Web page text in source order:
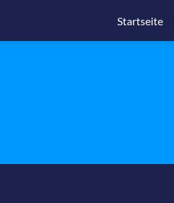
Startseite